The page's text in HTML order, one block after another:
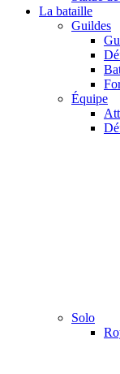
La bataille
Guildes
Équipe
Solo